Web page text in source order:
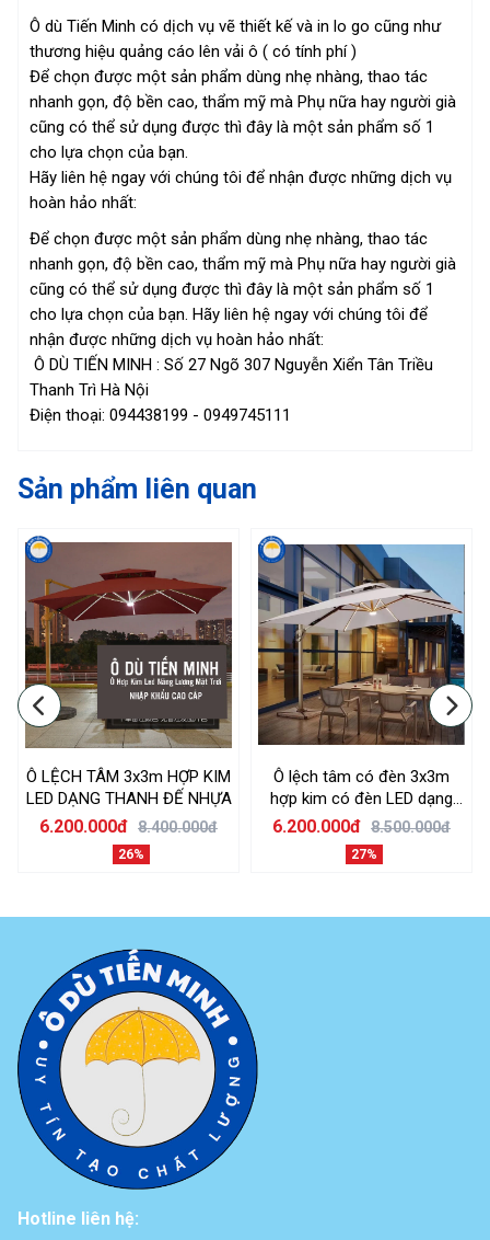
Ô dù Tiến Minh có dịch vụ vẽ thiết kế và in lo go cũng như
thương hiệu quảng cáo lên vải ô ( có tính phí )
Để chọn được một sản phẩm dùng nhẹ nhàng, thao tác
nhanh gọn, độ bền cao, thẩm mỹ mà Phụ nữa hay người già
cũng có thể sử dụng được thì đây là một sản phẩm số 1
cho lựa chọn của bạn.
Hãy liên hệ ngay với chúng tôi để nhận được những dịch vụ
hoàn hảo nhất:
Để chọn được một sản phẩm dùng nhẹ nhàng, thao tác
nhanh gọn, độ bền cao, thẩm mỹ mà Phụ nữa hay người già
cũng có thể sử dụng được thì đây là một sản phẩm số 1
cho lựa chọn của bạn. Hãy liên hệ ngay với chúng tôi để
nhận được những dịch vụ hoàn hảo nhất:
Ô DÙ TIẾN MINH : Số 27 Ngõ 307 Nguyễn Xiển Tân Triều
Thanh Trì Hà Nội
Điện thoại: 094438199 - 0949745111
Sản phẩm liên quan
Ô LỆCH TÂM 3x3m HỢP KIM
LED DẠNG THANH ĐẾ NHỰA
6.200.000đ 8.400.000đ
26%
Ô lệch tâm có đèn 3x3m
hợp kim có đèn LED dạng
thanh dài màu trắng kem đế
nhựa đổ nước
6.200.000đ 8.500.000đ
27%
Hotline liên hệ: